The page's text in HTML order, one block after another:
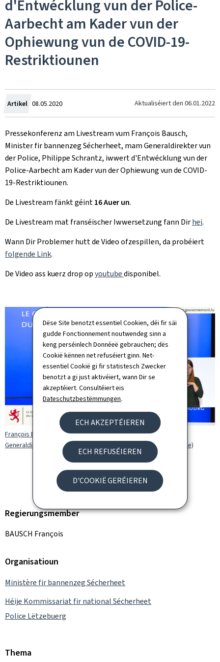
Dëse Site benotzt essentiel Cookien, déi fir säi
gudde Fonctionnement noutwendeg sinn a
keng perséinlech Donnéeë gebrauchen; dës
Cookië kënnen net refuséiert ginn. Net-
essentiel Cookië gi fir statistesch Zwecker
benotzt a gi just aktivéiert, wann Dir se
akzeptéiert. Consultéiert eis
Dateschutzbestëmmungen.
ECH AKZEPTÉIEREN
ECH REFUSÉIEREN
D'COOKIË GERÉIEREN
d'Entwécklung vun der Police-
Aarbecht am Kader vun der
Ophiewung vun de COVID-19-
Restriktiounen
Artikel Created
on
08.05.2020 Aktualiséiert den 06.01.2022
Pressekonferenz am Livestream vum François Bausch,
Minister fir bannenzeg Sécherheet, mam Generaldirekter vun
der Police, Philippe Schrantz, iwwert d'Entwécklung vun der
Police-Aarbecht am Kader vun der Ophiewung vun de COVID-
19-Restriktiounen.
De Livestream fänkt géint16 Auer un.
De Livestream mat franséischer Iwwersetzung fann Dirhei.
Wann Dir Problemer hutt de Video ofzespillen, da probéiert
folgende Link.
De Video ass kuerz drop opyoutubedisponibel.
François Bausch, Minister fir bannenzeg Sécherheet an de
Generaldirekter vun der Police, Philippe Schrantz (Vidéo YouTube)
Regierungsmember
BAUSCH François
Organisatioun
Ministère fir bannenzeg Sécherheet
Héije Kommissariat fir national Sécherheet
Police Lëtzebuerg
Thema